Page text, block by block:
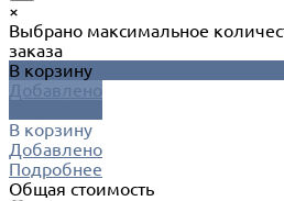
×
Выбрано максимальное
заказа
В корзину
Добавлено
В корзину
Добавлено
Подробнее
Общая стоимость